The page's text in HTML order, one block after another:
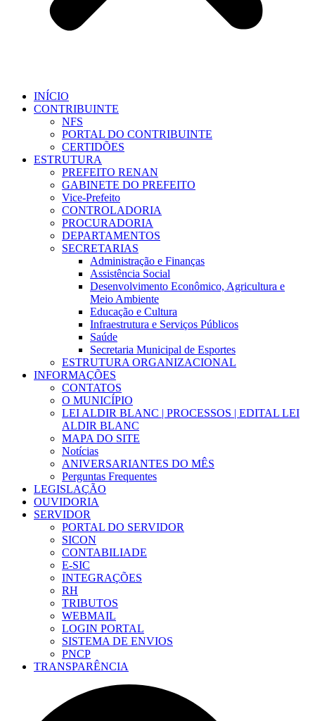
INÍCIO
CONTRIBUINTE
NFS
PORTAL DO CONTRIBUINTE
CERTIDÕES
ESTRUTURA
PREFEITO RENAN
GABINETE DO PREFEITO
Vice-Prefeito
CONTROLADORIA
PROCURADORIA
DEPARTAMENTOS
SECRETARIAS
Administração e Finanças
Assistência Social
Desenvolvimento Econômico, Agricultura e
Meio Ambiente
Educação e Cultura
Infraestrutura e Serviços Públicos
Saúde
Secretaria Municipal de Esportes
ESTRUTURA ORGANIZACIONAL
INFORMAÇÕES
CONTATOS
O MUNICÍPIO
LEI ALDIR BLANC | PROCESSOS | EDITAL LEI
ALDIR BLANC
MAPA DO SITE
Notícias
ANIVERSARIANTES DO MÊS
Perguntas Frequentes
LEGISLAÇÃO
OUVIDORIA
SERVIDOR
PORTAL DO SERVIDOR
SICON
CONTABILIADE
E-SIC
INTEGRAÇÕES
RH
TRIBUTOS
WEBMAIL
LOGIN PORTAL
SISTEMA DE ENVIOS
PNCP
TRANSPARÊNCIA